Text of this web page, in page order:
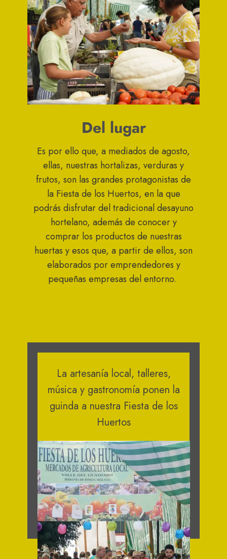
Del lugar
Es por ello que, a mediados de agosto,
ellas, nuestras hortalizas, verduras y
frutos, son las grandes protagonistas de
la Fiesta de los Huertos, en la que
podrás disfrutar del tradicional desayuno
hortelano, además de conocer y
comprar los productos de nuestras
huertas y esos que, a partir de ellos, son
elaborados por emprendedores y
pequeñas empresas del entorno.
La artesanía local, talleres,
música y gastronomía ponen la
guinda a nuestra Fiesta de los
Huertos